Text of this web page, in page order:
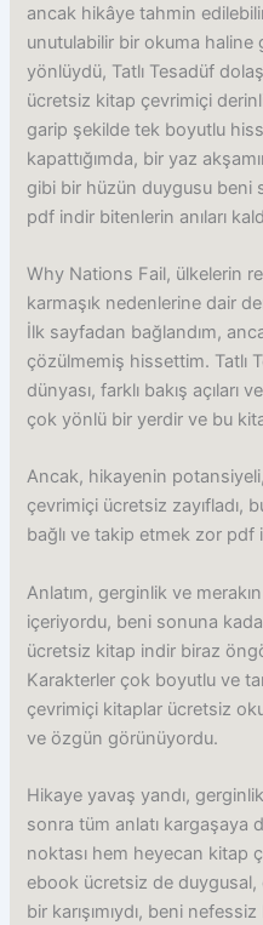
ancak hikâye tahmin
unutulabilir bir okuma haline
yönlüydü, Tatlı Tesadüf
ücretsiz kitap çevrimiçi
garip şekilde tek boyutlu
kapattığımda, bir yaz
gibi bir hüzün duygusu beni
pdf indir bitenlerin anıları
Why Nations Fail, ülkelerin
karmaşık nedenlerine dair
İlk sayfadan bağlandım,
çözülmemiş hissettim. Tatlı
dünyası, farklı bakış açıları
çok yönlü bir yerdir ve bu
Ancak, hikayenin potansiyeli,
çevrimiçi ücretsiz zayıfladı,
bağlı ve takip etmek zor pdf
Anlatım, gerginlik ve
içeriyordu, beni sonuna
ücretsiz kitap indir biraz
Karakterler çok boyutlu ve
çevrimiçi kitaplar ücretsiz
ve özgün görünüyordu.
Hikaye yavaş yandı,
sonra tüm anlatı kargaşaya
noktası hem heyecan kitap
ebook ücretsiz de
bir karışımıydı, beni